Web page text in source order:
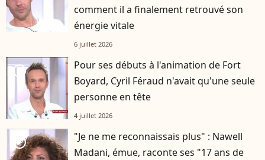
comment il a finalement retrouvé son
énergie vitale
6 juillet 2026
player2
Pour ses débuts à l'animation de Fort
Boyard, Cyril Féraud n'avait qu'une seule
personne en tête
4 juillet 2026
player2
"Je ne me reconnaissais plus" : Nawell
Madani, émue, raconte ses "17 ans de